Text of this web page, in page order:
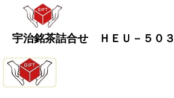
宇治銘茶詰合せ ＨＥＵ－５０３